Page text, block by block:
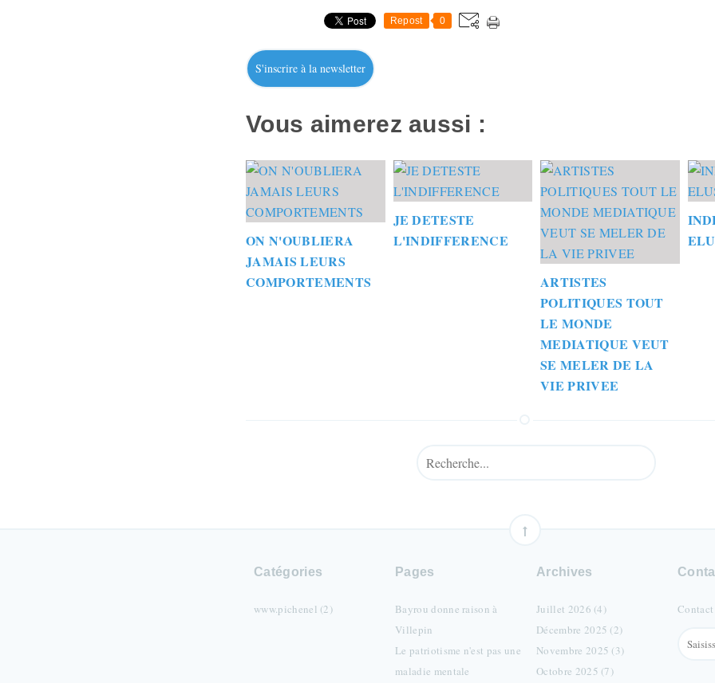
Repost 0
S'inscrire à la newsletter
Vous aimerez aussi :
ON N'OUBLIERA
JAMAIS LEURS
COMPORTEMENTS
JE DETESTE
L'INDIFFERENCE
ARTISTES
POLITIQUES TOUT
LE MONDE
MEDIATIQUE VEUT
SE MELER DE LA
VIE PRIVEE
Catégories
www.pichenel (2)
Pages
Bayrou donne raison à
Villepin
Le patriotisme n'est pas une
maladie mentale
Archives
Juillet 2026 (4)
Décembre 2025 (2)
Novembre 2025 (3)
Octobre 2025 (7)
Contact